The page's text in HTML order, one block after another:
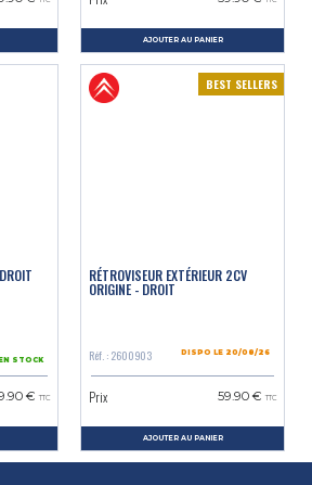
AJOUTER AU PANIER
STOCK
€ TTC
BEST SELLERS
RÉTROVISEUR EXTÉRIEUR 2CV
ORIGINE - DROIT
Réf. : 2600903 DISPO LE 20/08/26
Prix 59.90 € TTC
AJOUTER AU PANIER